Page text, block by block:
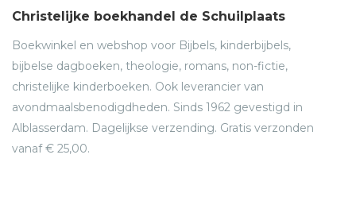
Christelijke boekhandel de Schuilplaats
Boekwinkel en webshop voor Bijbels, kinderbijbels,
bijbelse dagboeken, theologie, romans, non-fictie,
christelijke kinderboeken. Ook leverancier van
avondmaalsbenodigdheden. Sinds 1962 gevestigd in
Alblasserdam. Dagelijkse verzending. Gratis verzonden
vanaf € 25,00.